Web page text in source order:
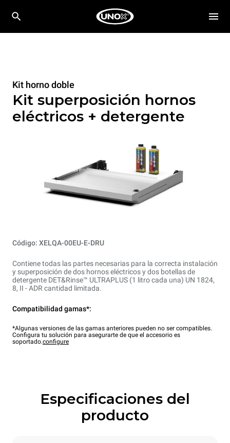
Kit horno doble
Kit superposición hornos
eléctricos + detergente
Código: XELQA-00EU-E-DRU
Contiene todas las partes necesarias para la correcta instalación
y superposición de dos hornos eléctricos y dos botellas de
detergente DET&Rinse™ ULTRAPLUS (1 litro cada una) UN 1824,
8, II - ADR cantidad limitada.
Compatibilidad gamas*:
*Algunas versiones de las gamas anteriores pueden no ser compatibles.
Configura tu solución para asegurarte de que el accesorio es
soportado.configure
Especificaciones del
producto